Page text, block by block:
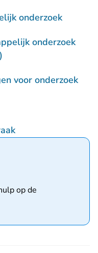
onderzoek
onderzoek
voor onderzoek
op de